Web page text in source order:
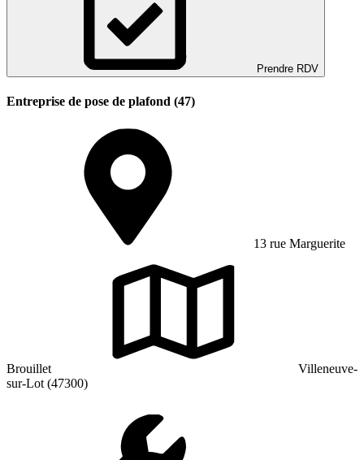
Prendre RDV
Entreprise de pose de plafond (47)
13 rue Marguerite
Brouillet
Villeneuve-
sur-Lot (47300)